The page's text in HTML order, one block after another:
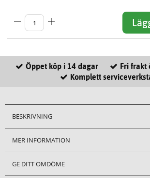
Öppet köp i 14 dagar
Fri frakt
Komplett
BESKRIVNING
MER INFORMATION
GE DITT OMDÖME